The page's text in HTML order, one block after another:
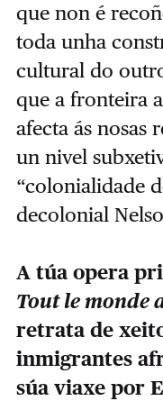
que non é
toda unha
cultural do
que a fronteira
afecta ás nosas
un nivel
“colonialidade
decolonial
A túa opera
Tout le monde
retrata de
inmigrantes
súa viaxe por